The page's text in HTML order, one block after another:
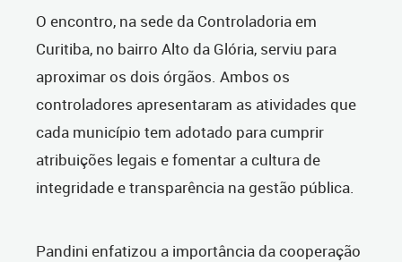
O encontro, na sede da Controladoria em
Curitiba, no bairro Alto da Glória, serviu para
aproximar os dois órgãos. Ambos os
controladores apresentaram as atividades que
cada município tem adotado para cumprir
atribuições legais e fomentar a cultura de
integridade e transparência na gestão pública.
Pandini enfatizou a importância da cooperação